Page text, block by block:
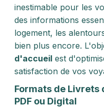
inestimable pour les
des informations
logement, les
bien plus encore.
d'accueil est
satisfaction de vos
Formats de Livrets
PDF ou Digital